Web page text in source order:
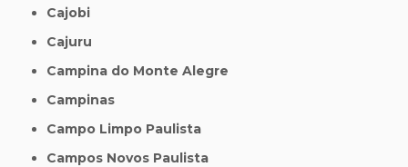
Cajobi
Cajuru
Campina do Monte Alegre
Campinas
Campo Limpo Paulista
Campos Novos Paulista